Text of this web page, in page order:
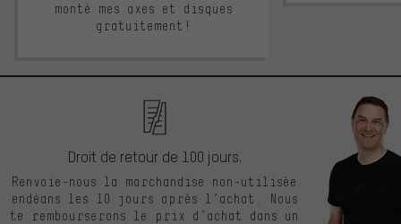
monté mes axes et disques
gratuitement!
Droit de retour de 100 jours.
Renvoie-nous la marchandise non-utilisée
endéans les 10 jours après l’achat. Nous
te rembourserons le prix d’achat dans un